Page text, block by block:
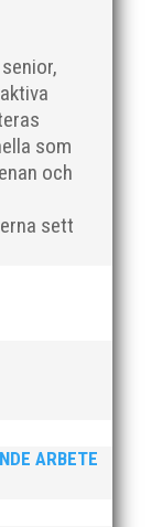
som
och
sett
ARBETE
gäng i
kval som
och IFK